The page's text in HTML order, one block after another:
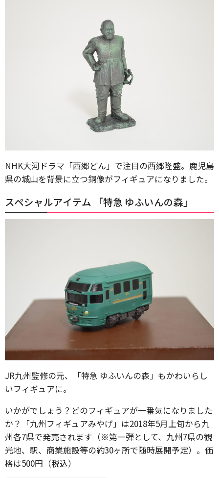
NHK大河ドラマ「西郷どん」で注目の西郷隆盛。鹿児島
県の城山を背景に立つ銅像がフィギュアになりました。
スペシャルアイテム 「特急 ゆふいんの森」
JR九州監修の元、「特急 ゆふいんの森」もかわいらし
いフィギュアに。
いかがでしょう？どのフィギュアが一番気になりました
か？「九州フィギュアみやげ」は2018年5月上旬から九
州各7県で発売されます（※第一弾として、九州7県の観
光地、駅、商業施設等の約30ヶ所で随時展開予定）。価
格は500円（税込）